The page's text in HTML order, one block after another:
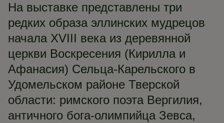
На выставке представлены три
редких образа эллинских мудрецов
начала XVIII века из деревянной
церкви Воскресения (Кирилла и
Афанасия) Сельца-Карельского в
Удомельском районе Тверской
области: римского поэта Вергилия,
античного бога-олимпийца Зевса,